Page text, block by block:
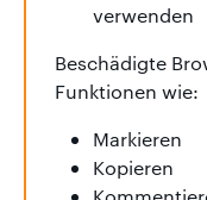
verwenden
Beschädigte
Funktionen wie:
Markieren
Kopieren